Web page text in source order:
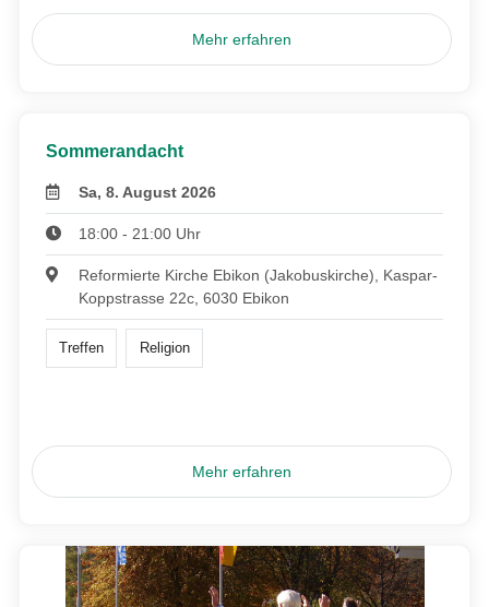
Mehr erfahren
Sommerandacht
Sa, 8. August 2026
18:00 - 21:00 Uhr
Reformierte Kirche Ebikon (Jakobuskirche), Kaspar-
Koppstrasse 22c, 6030 Ebikon
Treffen Religion
Mehr erfahren